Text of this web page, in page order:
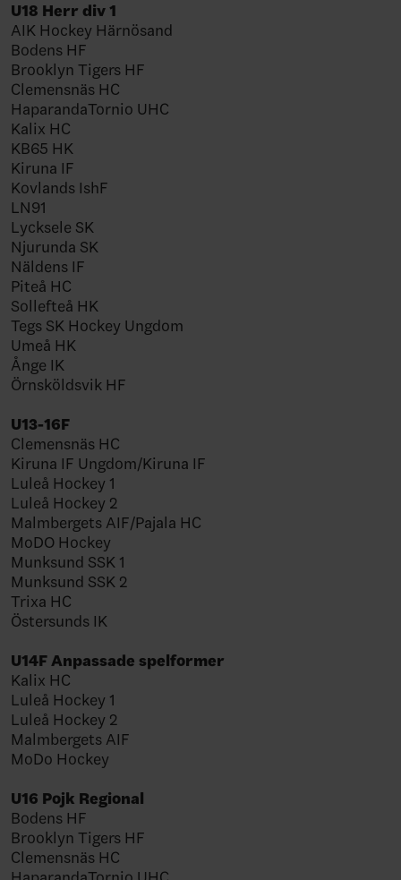
U18 Herr div 1
AIK Hockey Härnösand
Bodens HF
Brooklyn Tigers HF
Clemensnäs HC
HaparandaTornio UHC
Kalix HC
KB65 HK
Kiruna IF
Kovlands IshF
LN91
Lycksele SK
Njurunda SK
Näldens IF
Piteå HC
Sollefteå HK
Tegs SK Hockey Ungdom
Umeå HK
Ånge IK
Örnsköldsvik HF
U13-16F
Clemensnäs HC
Kiruna IF Ungdom/Kiruna IF
Luleå Hockey 1
Luleå Hockey 2
Malmbergets AIF/Pajala HC
MoDO Hockey
Munksund SSK 1
Munksund SSK 2
Trixa HC
Östersunds IK
U14F Anpassade spelformer
Kalix HC
Luleå Hockey 1
Luleå Hockey 2
Malmbergets AIF
MoDo Hockey
U16 Pojk Regional
Bodens HF
Brooklyn Tigers HF
Clemensnäs HC